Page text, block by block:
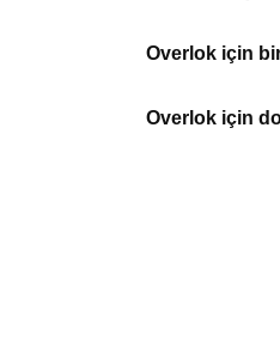
Overlok için
Overlok için